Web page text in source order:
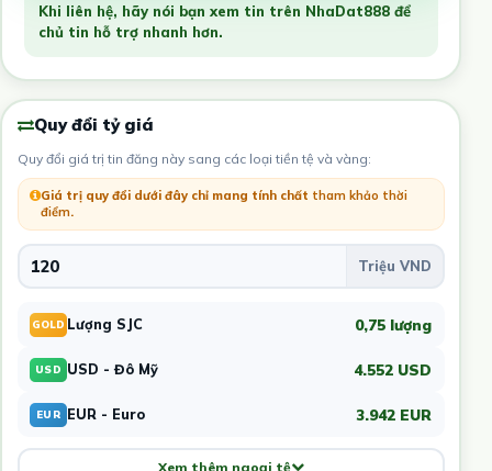
Khi liên hệ, hãy nói bạn xem tin trên NhaDat888 để
chủ tin hỗ trợ nhanh hơn.
Quy đổi tỷ giá
Quy đổi giá trị tin đăng này sang các loại tiền tệ và vàng:
Giá trị quy đổi dưới đây chỉ mang tính chất tham khảo thời
điểm.
GOLD Lượng SJC 0,75 lượng
USD USD - Đô Mỹ 4.552 USD
EUR EUR - Euro 3.942 EUR
Xem thêm ngoại tệ